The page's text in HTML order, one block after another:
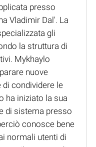
presso
Vladimir Dal'. La
gli
la struttura di
Mykhaylo
nuove
condividere le
ha iniziato la sua
di sistema presso
conosce bene
normali utenti di